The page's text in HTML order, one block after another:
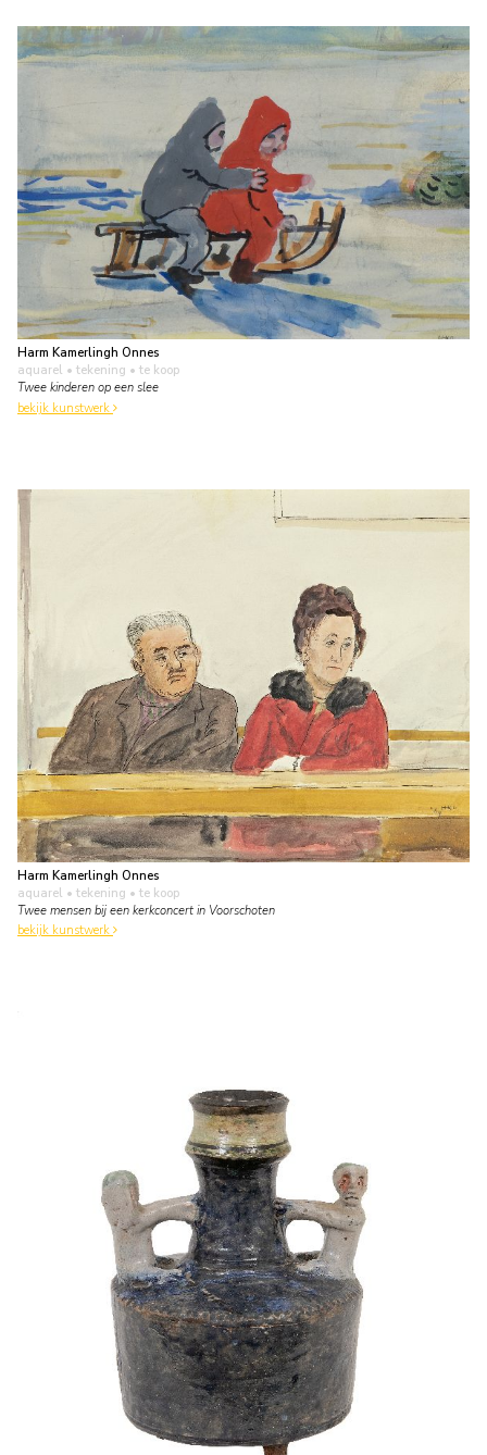
Harm Kamerlingh Onnes
aquarel • tekening • te koop
Twee kinderen op een slee
bekijk kunstwerk
Harm Kamerlingh Onnes
aquarel • tekening • te koop
Twee mensen bij een kerkconcert in Voorschoten
bekijk kunstwerk